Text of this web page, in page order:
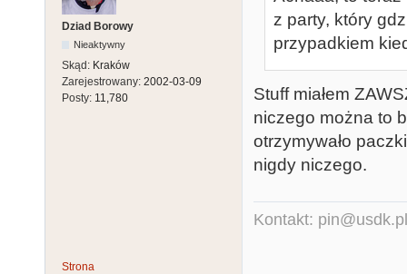
Dziad Borowy
Nieaktywny
Skąd: Kraków
Zarejestrowany: 2002-03-09
Posty: 11,780
z party, który
przypadkiem
Stuff miałem
niczego można to
otrzymywało
nigdy niczego.
Kontakt: pin@usdk.pl
Strona